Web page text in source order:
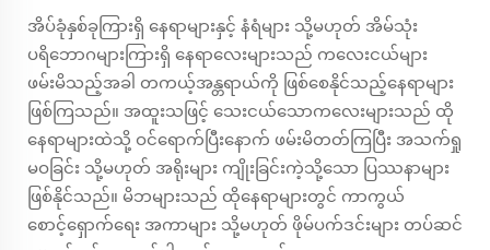
အိပ်ခုံနှစ်ခုကြားရှိ နေရာများနှင့် နံရံများ သို့မဟုတ် အိမ်သုံး
ပရိဘောဂများကြားရှိ နေရာလေးများသည် ကလေးငယ်များ
ဖမ်းမိသည့်အခါ တကယ့်အန္တရာယ်ကို ဖြစ်စေနိုင်သည့်နေရာများ
ဖြစ်ကြသည်။ အထူးသဖြင့် သေးငယ်သောကလေးများသည် ထို
နေရာများထဲသို့ ဝင်ရောက်ပြီးနောက် ဖမ်းမိတတ်ကြပြီး အသက်ရှု
မဝခြင်း သို့မဟုတ် အရိုးများ ကျိုးခြင်းကဲ့သို့သော ပြဿနာများ
ဖြစ်နိုင်သည်။ မိဘများသည် ထိုနေရာများတွင် ကာကွယ်
စောင့်ရှောက်ရေး အကာများ သို့မဟုတ် ဖိုမ်ပက်ဒင်းများ တပ်ဆင်